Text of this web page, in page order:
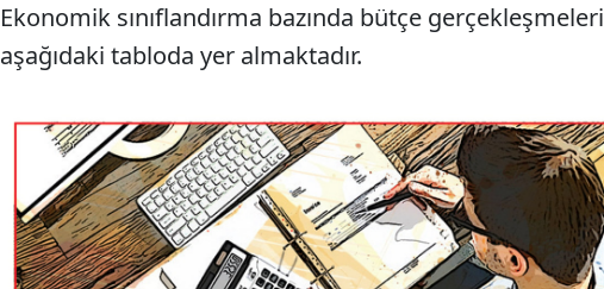
Ekonomik sınıflandırma bazında bütçe gerçekleşmeleri
aşağıdaki tabloda yer almaktadır.